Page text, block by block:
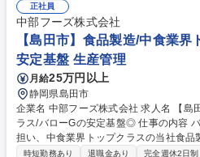
正社員
中部フーズ株式会社
【島田市】食品製造/中食業
安定基盤 生産管理
月給25万円以上
静岡県島田市
企業名 中部フーズ株式会社 求人名 【島田市】食品製造/中食業界トップク
ラス/バローGの安定基盤◎ 仕事の内容 バローグループの総菜部門を全店
担い、中食業界トップクラスの当社食
やパートスタッフへの指導をご担当いただきます。 【詳
時短勤務あり 退職金あり 完全週休2日制